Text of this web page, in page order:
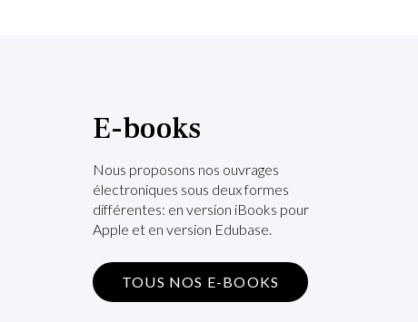
E-books
Nous proposons nos ouvrages
électroniques sous deux formes
différentes: en version iBooks pour
Apple et en version Edubase.
TOUS NOS E-BOOKS